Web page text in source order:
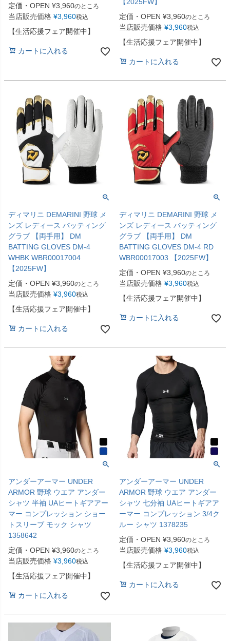
定価・OPEN ¥3,960のところ
当店販売価格 ¥3,960税込
【生活応援フェア開催中】
カートに入れる
定価・OPEN ¥3,960のところ
当店販売価格 ¥3,960税込
【生活応援フェア開催中】
カートに入れる
ディマリニ DEMARINI 野球 メ
ンズ レディース バッティング
グラブ 【両手用】 DM
BATTING GLOVES DM-4
WHBK WBR00017004
【2025FW】
定価・OPEN ¥3,960のところ
当店販売価格 ¥3,960税込
【生活応援フェア開催中】
カートに入れる
ディマリニ DEMARINI 野球 メ
ンズ レディース バッティング
グラブ 【両手用】 DM
BATTING GLOVES DM-4 RD
WBR00017003 【2025FW】
定価・OPEN ¥3,960のところ
当店販売価格 ¥3,960税込
【生活応援フェア開催中】
カートに入れる
アンダーアーマー UNDER
ARMOR 野球 ウエア アンダー
シャツ 半袖 UAヒートギアアー
マー コンプレッション ショー
トスリーブ モック シャツ
1358642
定価・OPEN ¥3,960のところ
当店販売価格 ¥3,960税込
【生活応援フェア開催中】
カートに入れる
アンダーアーマー UNDER
ARMOR 野球 ウエア アンダー
シャツ 七分袖 UAヒートギアア
ーマー コンプレッション 3/4ク
ルー シャツ 1378235
定価・OPEN ¥3,960のところ
当店販売価格 ¥3,960税込
【生活応援フェア開催中】
カートに入れる